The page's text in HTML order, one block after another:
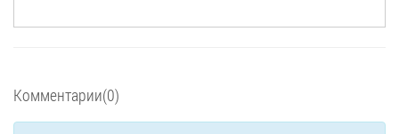
Комментарии(0)